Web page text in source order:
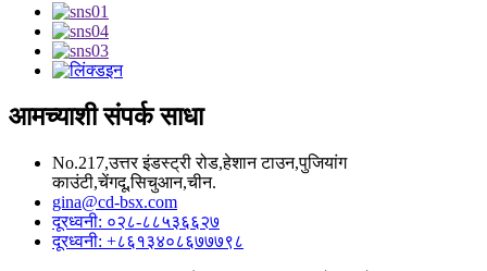
आमच्याशी संपर्क साधा
No.217,उत्तर इंडस्ट्री रोड,हेशान टाउन,पुजियांग
काउंटी,चेंगदू,सिचुआन,चीन.
gina@cd-bsx.com
दूरध्वनी: ०२८-८८५३६६२७
दूरध्वनी: +८६१३४०८६७७७९८